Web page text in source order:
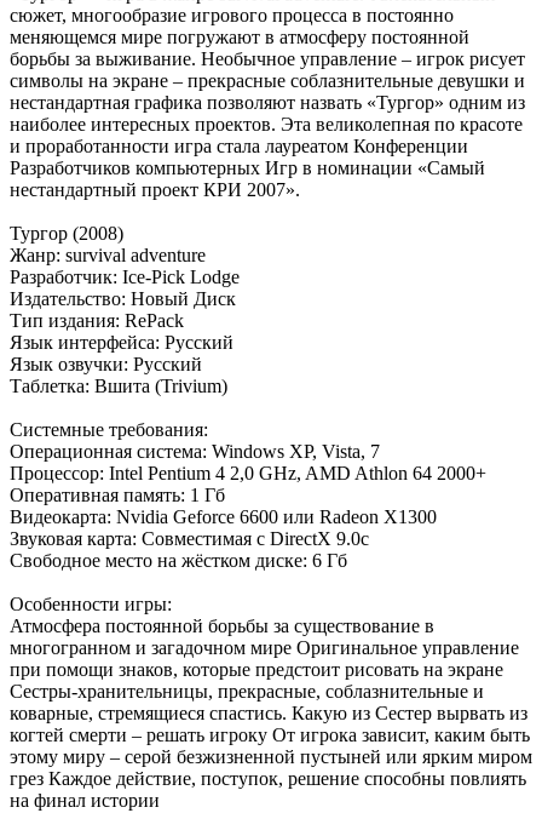
сюжет, многообразие игрового процесса в постоянно
меняющемся мире погружают в атмосферу постоянной
борьбы за выживание. Необычное управление – игрок рисует
символы на экране – прекрасные соблазнительные девушки и
нестандартная графика позволяют назвать «Тургор» одним из
наиболее интересных проектов. Эта великолепная по красоте
и проработанности игра стала лауреатом Конференции
Разработчиков компьютерных Игр в номинации «Самый
нестандартный проект КРИ 2007».
Тургор (2008)
Жанр: survival adventure
Разработчик: Ice-Pick Lodge
Издательство: Новый Диск
Тип издания: RePack
Язык интерфейса: Русский
Язык озвучки: Русский
Таблетка: Вшита (Trivium)
Системные требования:
Операционная система: Windows XP, Vista, 7
Процессор: Intel Pentium 4 2,0 GHz, AMD Athlon 64 2000+
Оперативная память: 1 Гб
Видеокарта: Nvidia Geforce 6600 или Radeon Х1300
Звуковая карта: Совместимая с DirectX 9.0c
Свободное место на жёстком диске: 6 Гб
Особенности игры:
Атмосфера постоянной борьбы за существование в
многогранном и загадочном мире Оригинальное управление
при помощи знаков, которые предстоит рисовать на экране
Сестры-хранительницы, прекрасные, соблазнительные и
коварные, стремящиеся спастись. Какую из Сестер вырвать из
когтей смерти – решать игроку От игрока зависит, каким быть
этому миру – серой безжизненной пустыней или ярким миром
грез Каждое действие, поступок, решение способны повлиять
на финал истории